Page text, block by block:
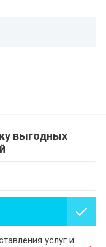
выгодных
услуг и